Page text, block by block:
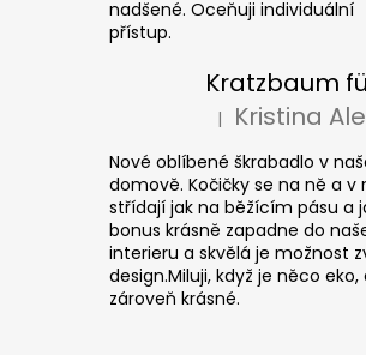
nadšené. Oceňuji individuální
přístup.
Die
|
Nové oblíbené škrabadlo v
domově. Kočičky se na ně a v
střídají jak na běžícím pásu a
bonus krásně zapadne do
interieru a skvělá je možnost
design.Miluji, když je něco eko,
zároveň krásné.